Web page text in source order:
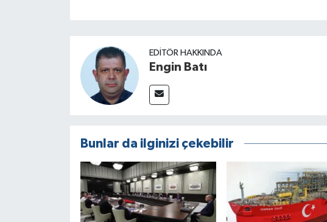
EDITÖR HAKKINDA
Engin Batı
Bunlar da ilginizi çekebilir